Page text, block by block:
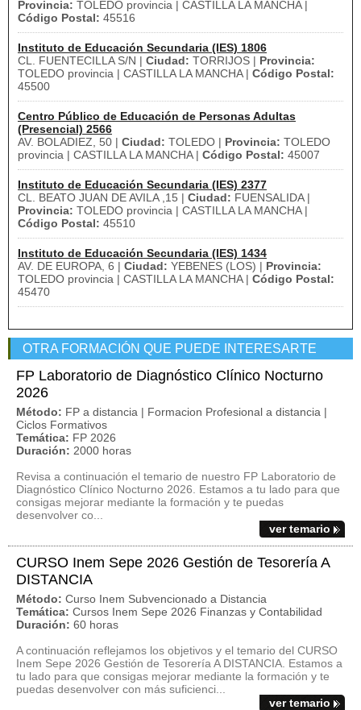
Provincia: TOLEDO provincia | CASTILLA LA MANCHA |
Código Postal: 45516
Instituto de Educación Secundaria (IES) 1806
CL. FUENTECILLA S/N | Ciudad: TORRIJOS | Provincia:
TOLEDO provincia | CASTILLA LA MANCHA | Código Postal:
45500
Centro Público de Educación de Personas Adultas
(Presencial) 2566
AV. BOLADIEZ, 50 | Ciudad: TOLEDO | Provincia: TOLEDO
provincia | CASTILLA LA MANCHA | Código Postal: 45007
Instituto de Educación Secundaria (IES) 2377
CL. BEATO JUAN DE AVILA ,15 | Ciudad: FUENSALIDA |
Provincia: TOLEDO provincia | CASTILLA LA MANCHA |
Código Postal: 45510
Instituto de Educación Secundaria (IES) 1434
AV. DE EUROPA, 6 | Ciudad: YEBENES (LOS) | Provincia:
TOLEDO provincia | CASTILLA LA MANCHA | Código Postal:
45470
OTRA FORMACIÓN QUE PUEDE INTERESARTE
FP Laboratorio de Diagnóstico Clínico Nocturno
2026
Método: FP a distancia | Formacion Profesional a distancia |
Ciclos Formativos
Temática: FP 2026
Duración: 2000 horas
Revisa a continuación el temario de nuestro FP Laboratorio de
Diagnóstico Clínico Nocturno 2026. Estamos a tu lado para que
consigas mejorar mediante la formación y te puedas
desenvolver co...
ver temario
CURSO Inem Sepe 2026 Gestión de Tesorería A
DISTANCIA
Método: Curso Inem Subvencionado a Distancia
Temática: Cursos Inem Sepe 2026 Finanzas y Contabilidad
Duración: 60 horas
A continuación reflejamos los objetivos y el temario del CURSO
Inem Sepe 2026 Gestión de Tesorería A DISTANCIA. Estamos a
tu lado para que consigas mejorar mediante la formación y te
puedas desenvolver con más suficienci...
ver temario